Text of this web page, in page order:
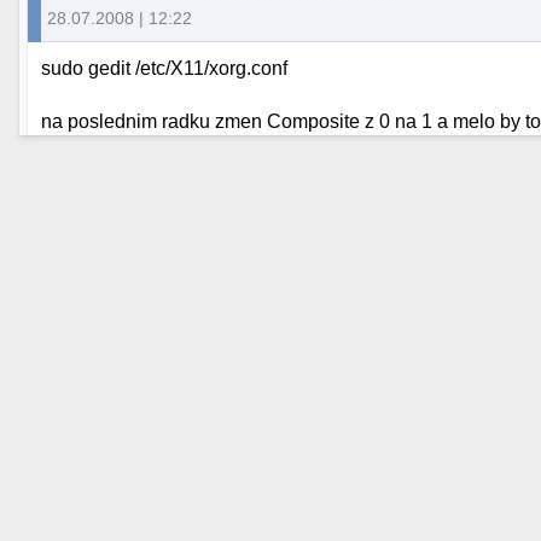
28.07.2008 | 12:22
sudo gedit /etc/X11/xorg.conf
na poslednim radku zmen Composite z 0 na 1 a melo by